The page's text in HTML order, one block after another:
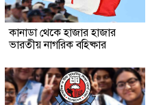
কানাডা থেকে হাজার হাজার
ভারতীয় নাগরিক বহিষ্কার